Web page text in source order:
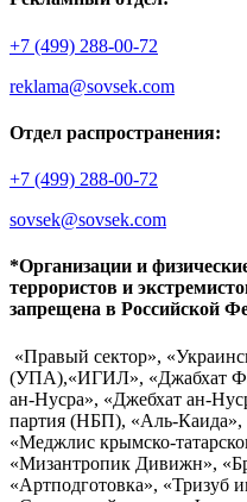
+7 (499) 288-00-72
reklama@sovsek.com
Отдел распространения:
+7 (499) 288-00-72
sovsek@sovsek.com
*Организации и
террористов и
запрещена в Российской
«Правый сектор»,
(УПА),«ИГИЛ», «Джабхат
ан-Нусра», «Джебхат ан-
партия (НБП), «Аль-
«Меджлис крымско-
«Мизантропик Дивижн»,
«Артподготовка»,